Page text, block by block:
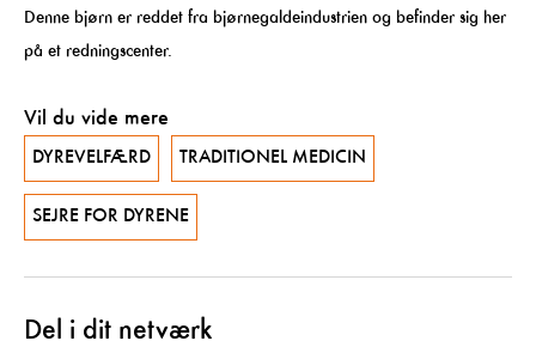
Denne bjørn er reddet fra bjørnegaldeindustrien og befinder sig her
på et redningscenter.
Vil du vide mere
DYREVELFÆRD TRADITIONEL MEDICIN
SEJRE FOR DYRENE
Del i dit netværk